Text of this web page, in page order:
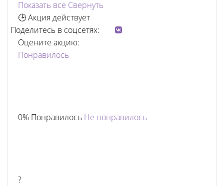
Показать все Свернуть
🕒 Акция действует
Поделитесь в соцсетях:
Оцените акцию:
Понравилось
0% Понравилось Не понравилось
?